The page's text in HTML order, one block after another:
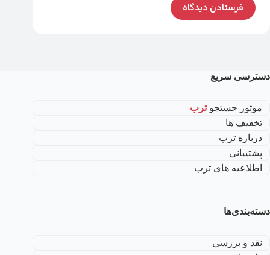
فرستادن دیدگاه
دسترسی سریع
موتور جستجوترب
تخفیف ها
درباره ترب
پشتیبانی
اطلاعیه های ترب
دسته‌بندی‌ها
نقد و بررسی